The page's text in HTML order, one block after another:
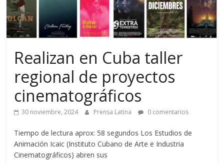
Realizan en Cuba taller
regional de proyectos
cinematográficos
30 noviembre, 2024 Prensa Latina 0 comentarios
Tiempo de lectura aprox: 58 segundos Los Estudios de
Animación Icaic (Instituto Cubano de Arte e Industria
Cinematográficos) abren sus